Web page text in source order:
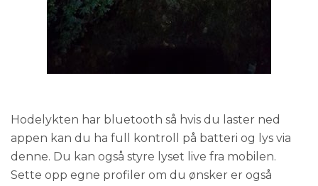
Hodelykten har bluetooth så hvis du laster ned
appen kan du ha full kontroll på batteri og lys via
denne. Du kan også styre lyset live fra mobilen.
Sette opp egne profiler om du ønsker er også